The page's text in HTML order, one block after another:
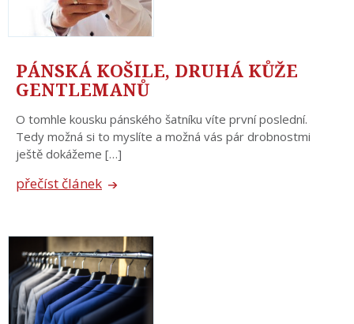
PÁNSKÁ KOŠILE, DRUHÁ KŮŽE
GENTLEMANŮ
O tomhle kousku pánského šatníku víte první poslední.
Tedy možná si to myslíte a možná vás pár drobnostmi
ještě dokážeme […]
přečíst článek